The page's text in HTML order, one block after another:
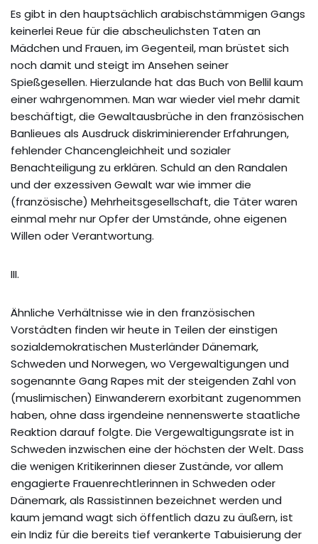
Es gibt in den hauptsächlich arabischstämmigen Gangs
keinerlei Reue für die abscheulichsten Taten an
Mädchen und Frauen, im Gegenteil, man brüstet sich
noch damit und steigt im Ansehen seiner
Spießgesellen. Hierzulande hat das Buch von Bellil kaum
einer wahrgenommen. Man war wieder viel mehr damit
beschäftigt, die Gewaltausbrüche in den französischen
Banlieues als Ausdruck diskriminierender Erfahrungen,
fehlender Chancengleichheit und sozialer
Benachteiligung zu erklären. Schuld an den Randalen
und der exzessiven Gewalt war wie immer die
(französische) Mehrheitsgesellschaft, die Täter waren
einmal mehr nur Opfer der Umstände, ohne eigenen
Willen oder Verantwortung.
III.
Ähnliche Verhältnisse wie in den französischen
Vorstädten finden wir heute in Teilen der einstigen
sozialdemokratischen Musterländer Dänemark,
Schweden und Norwegen, wo Vergewaltigungen und
sogenannte Gang Rapes mit der steigenden Zahl von
(muslimischen) Einwanderern exorbitant zugenommen
haben, ohne dass irgendeine nennenswerte staatliche
Reaktion darauf folgte. Die Vergewaltigungsrate ist in
Schweden inzwischen eine der höchsten der Welt. Dass
die wenigen Kritikerinnen dieser Zustände, vor allem
engagierte Frauenrechtlerinnen in Schweden oder
Dänemark, als Rassistinnen bezeichnet werden und
kaum jemand wagt sich öffentlich dazu zu äußern, ist
ein Indiz für die bereits tief verankerte Tabuisierung der